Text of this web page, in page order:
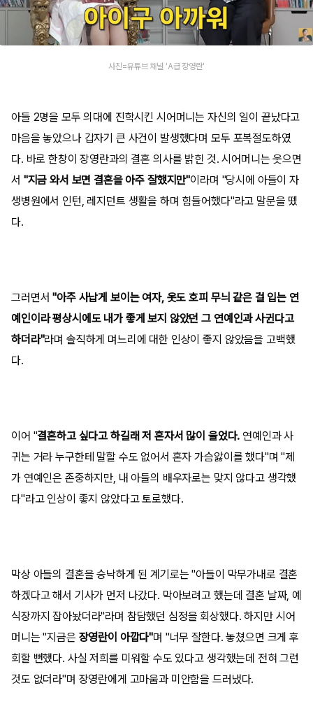
사진=유튜브 채널 'A급 장영란'
아들 2명을 모두 의대에 진학시킨 시어머니는 자신의 일이 끝났다고
마음을 놓았으나 갑자기 큰 사건이 발생했다며 모두 포복절도하였
다. 바로 한창이 장영란과의 결혼 의사를 밝힌 것. 시어머니는 웃으면
서 "지금 와서 보면 결혼을 아주 잘했지만"이라며 "당시에 아들이 자
생병원에서 인턴, 레지던트 생활을 하며 힘들어했다"라고 말문을 뗐
다.
그러면서"아주 사납게 보이는 여자, 옷도 호피 무늬 같은 걸 입는 연
예인이라 평상시에도 내가 좋게 보지 않았던 그 연예인과 사귄다고
하더라"라며 솔직하게 며느리에 대한 인상이 좋지 않았음을 고백했
다.
이어 "결혼하고 싶다고 하길래 저 혼자서 많이 울었다. 연예인과 사
귀는 거라 누구한테 말할 수도 없어서 혼자 가슴앓이를 했다"며 "제
가 연예인은 존중하지만, 내 아들의 배우자로는 맞지 않다고 생각했
다"라고 인상이 좋지 않았다고 토로했다.
막상 아들의 결혼을 승낙하게 된 계기로는 "아들이 막무가내로 결혼
하겠다고 해서 기사가 먼저 나갔다. 막아보려고 했는데 결혼 날짜, 예
식장까지 잡아놨더라"라며 참담했던 심정을 회상했다. 하지만 시어
머니는 "지금은 장영란이 아깝다"며 "너무 잘한다. 놓쳤으면 크게 후
회할 뻔했다. 사실 저희를 미워할 수도 있다고 생각했는데 전혀 그런
것도 없더라"며 장영란에게 고마움과 미안함을 드러냈다.